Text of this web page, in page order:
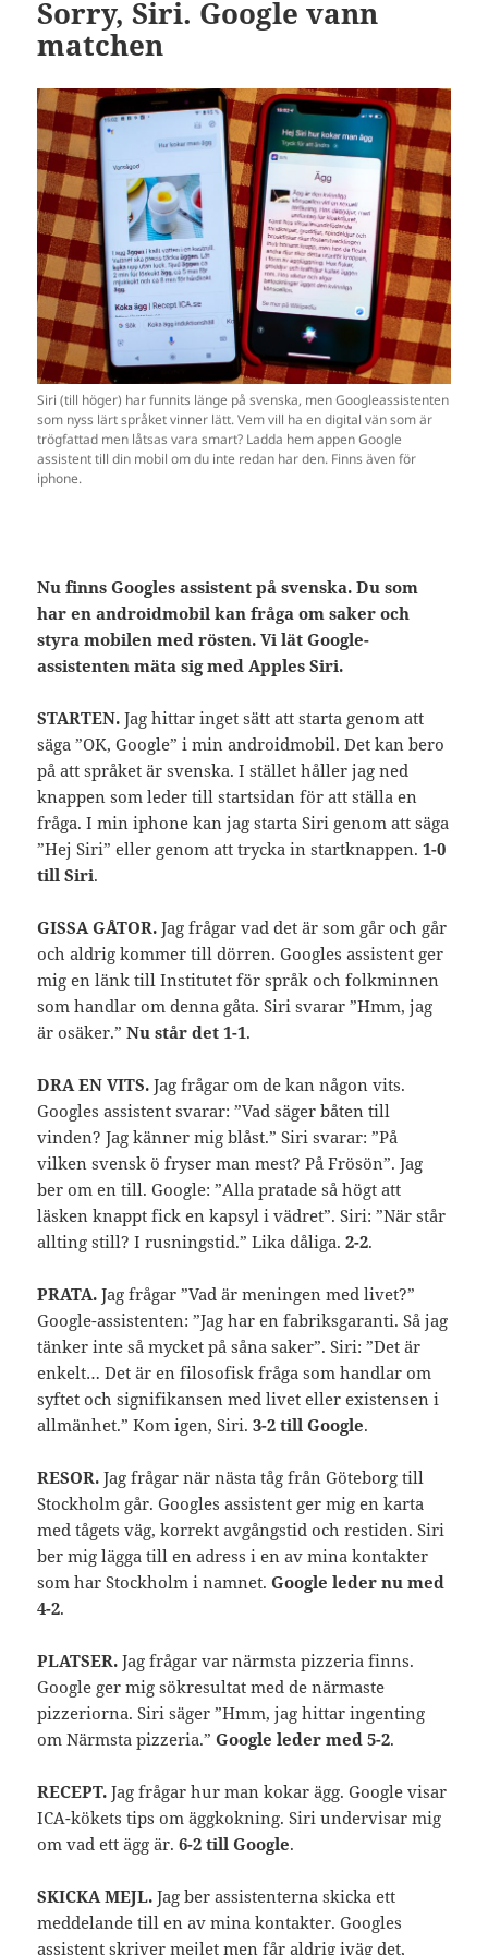
Sorry, Siri. Google vann
matchen
Siri (till höger) har funnits länge på svenska, men Googleassistenten
som nyss lärt språket vinner lätt. Vem vill ha en digital vän som är
trögfattad men låtsas vara smart? Ladda hem appen Google
assistent till din mobil om du inte redan har den. Finns även för
iphone.
Nu finns Googles assistent på svenska. Du som
har en androidmobil kan fråga om saker och
styra mobilen med rösten. Vi lät Google-
assistenten mäta sig med Apples Siri.
STARTEN. Jag hittar inget sätt att starta genom att
säga ”OK, Google” i min androidmobil. Det kan bero
på att språket är svenska. I stället håller jag ned
knappen som leder till startsidan för att ställa en
fråga. I min iphone kan jag starta Siri genom att säga
”Hej Siri” eller genom att trycka in startknappen.1-0
till Siri.
GISSA GÅTOR.Jag frågar vad det är som går och går
och aldrig kommer till dörren. Googles assistent ger
mig en länk till Institutet för språk och folkminnen
som handlar om denna gåta. Siri svarar ”Hmm, jag
är osäker.”Nu står det 1-1.
DRA EN VITS. Jag frågar om de kan någon vits.
Googles assistent svarar: ”Vad säger båten till
vinden? Jag känner mig blåst.” Siri svarar: ”På
vilken svensk ö fryser man mest? På Frösön”. Jag
ber om en till. Google: ”Alla pratade så högt att
läsken knappt fick en kapsyl i vädret”. Siri: ”När står
allting still? I rusningstid.” Lika dåliga. 2-2.
PRATA. Jag frågar ”Vad är meningen med livet?”
Google-assistenten: ”Jag har en fabriksgaranti. Så jag
tänker inte så mycket på såna saker”. Siri: ”Det är
enkelt… Det är en filosofisk fråga som handlar om
syftet och signifikansen med livet eller existensen i
allmänhet.” Kom igen, Siri.3-2 till Google.
RESOR. Jag frågar när nästa tåg från Göteborg till
Stockholm går. Googles assistent ger mig en karta
med tågets väg, korrekt avgångstid och restiden. Siri
ber mig lägga till en adress i en av mina kontakter
som har Stockholm i namnet.Google leder nu med
4-2.
PLATSER. Jag frågar var närmsta pizzeria finns.
Google ger mig sökresultat med de närmaste
pizzeriorna. Siri säger ”Hmm, jag hittar ingenting
om Närmsta pizzeria.”Google leder med 5-2.
RECEPT. Jag frågar hur man kokar ägg. Google visar
ICA-kökets tips om äggkokning. Siri undervisar mig
om vad ett ägg är. 6-2 till Google.
SKICKA MEJL. Jag ber assistenterna skicka ett
meddelande till en av mina kontakter. Googles
assistent skriver mejlet men får aldrig iväg det,